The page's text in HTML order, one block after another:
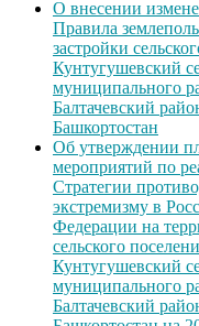
О внесении
Правила
застройки
Кунтугушевский
муниципального
Балтачевский
Башкортостан
Об утверждении
мероприятий по
Стратегии
экстремизму в
Федерации на
сельского
Кунтугушевский
муниципального
Балтачевский